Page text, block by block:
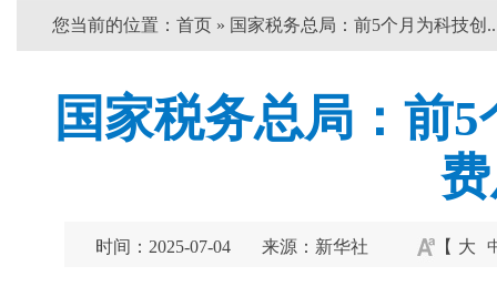
您当前的位置： 首页 » 国家税务总局：前5个月为科技创
国家税务总局：前
时间：2025-07-04 来源：新华社 【 大